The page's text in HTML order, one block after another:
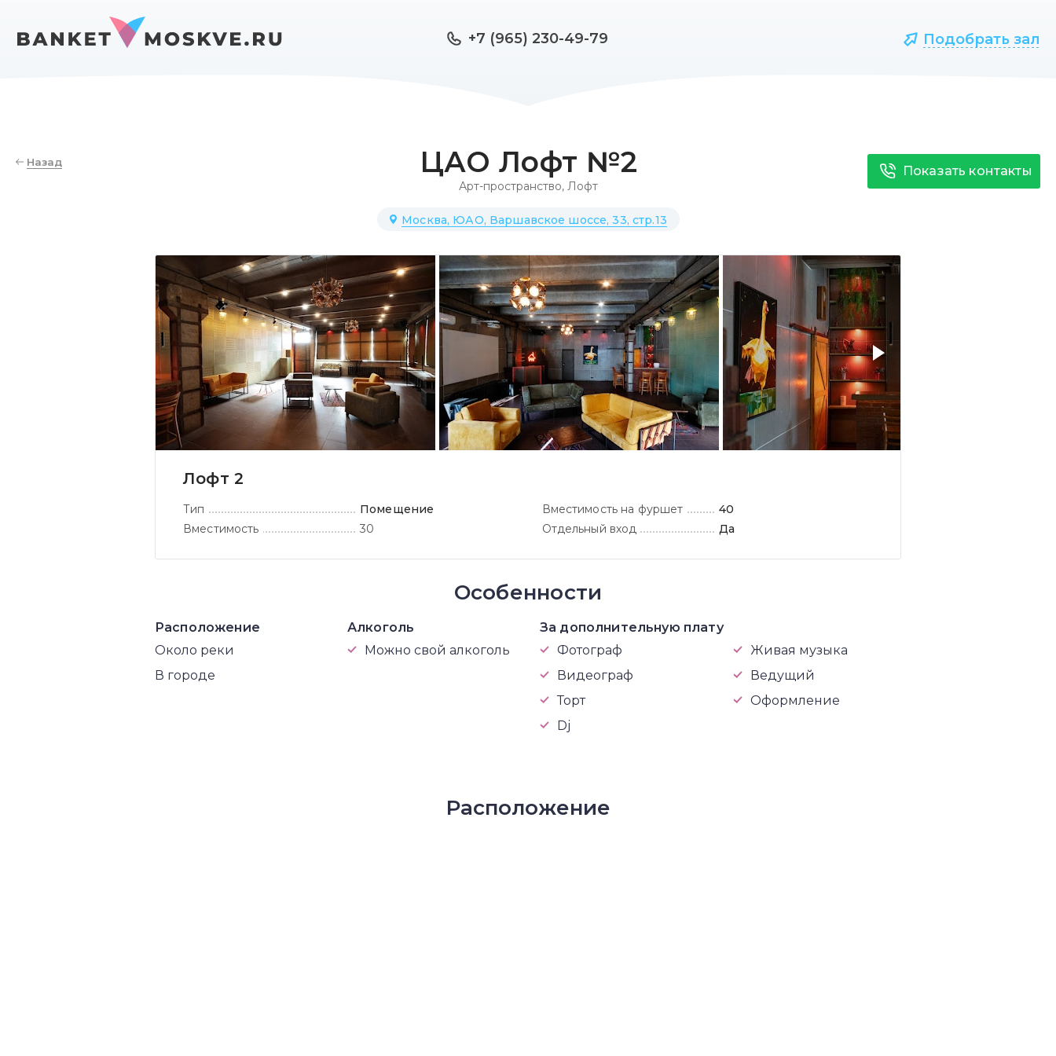
+7 (965) 230-49-79 Подобрать зал
Назад ЦАО Лофт №2
Арт-пространство, Лофт
Москва, ЮАО, Варшавское шоссе, 33, стр.13
Показать контакты
Лофт 2
Тип
Помещение
Вместимость
30
Вместимость на фуршет
40
Отдельный вход
Да
Особенности
Расположение
Около реки
В городе
Алкоголь
Можно свой алкоголь
За дополнительную плату
Фотограф
Видеограф
Торт
Dj
Живая музыка
Ведущий
Оформление
Расположение